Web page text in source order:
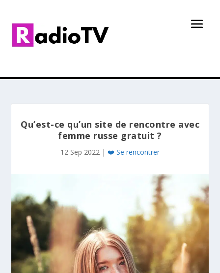
Qu’est-ce qu’un site de rencontre avec
femme russe gratuit ?
12 Sep 2022 | ❤️ Se rencontrer